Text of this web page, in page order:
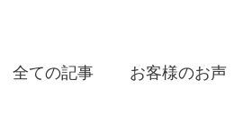
全ての記事 お客様のお声